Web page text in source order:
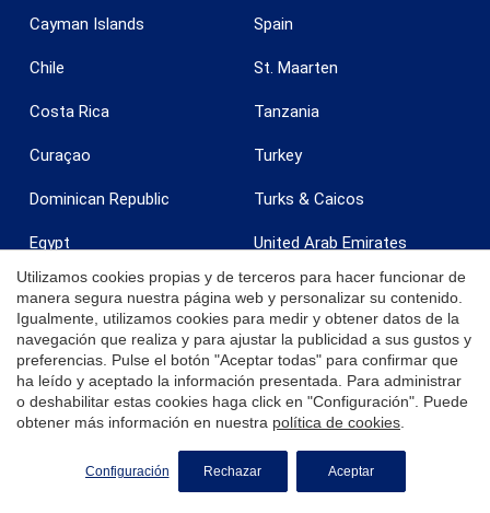
SOLICITE MÁS INFORMACIÓN
Cayman Islands
Chile
Costa Rica
Curaçao
Dominican Republic
Egypt
France
Grenada
India
Ireland
Spain
St. Maarten
Tanzania
Turkey
Turks & Caicos
United Arab Emirates
United Kingdom
United States
Uruguay
U.S. Virgin Islands - St. Croix
U.S. Virgin Islands - St.
Thomas
Utilizamos cookies propias y de terceros para hacer funcionar de
manera segura nuestra página web y personalizar su contenido.
Igualmente, utilizamos cookies para medir y obtener datos de la
navegación que realiza y para ajustar la publicidad a sus gustos y
preferencias. Pulse el botón "Aceptar todas" para confirmar que
ha leído y aceptado la información presentada. Para administrar
o deshabilitar estas cookies haga click en "Configuración". Puede
obtener más información en nuestra política de cookies
Configuración Rechazar Aceptar